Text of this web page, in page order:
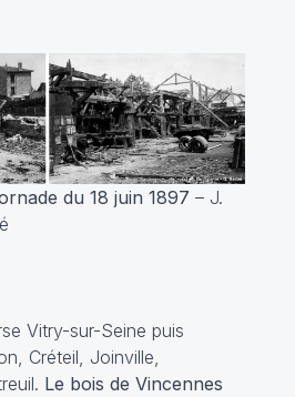
du 18 juin 1897 – J.
Vitry-sur-Seine puis
Créteil, Joinville,
Le bois de Vincennes